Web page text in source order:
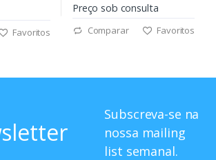
Favoritos
Preço sob consulta
Comparar Favoritos
Subscreva-se na
nossa mailing
list semanal.